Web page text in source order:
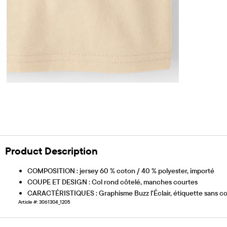
Product Description
COMPOSITION : jersey 60 % coton / 40 % polyester, importé
COUPE ET DESIGN : Col rond côtelé, manches courtes
CARACTÉRISTIQUES : Graphisme Buzz l'Éclair, étiquette sans
Article #: 3061304_1205